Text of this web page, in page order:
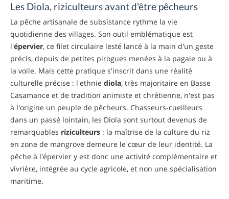
Les Diola, riziculteurs avant d'être pêcheurs
La pêche artisanale de subsistance rythme la vie
quotidienne des villages. Son outil emblématique est
l'épervier, ce filet circulaire lesté lancé à la main d'un geste
précis, depuis de petites pirogues menées à la pagaie ou à
la voile. Mais cette pratique s'inscrit dans une réalité
culturelle précise : l'ethnie diola, très majoritaire en Basse
Casamance et de tradition animiste et chrétienne, n'est pas
à l'origine un peuple de pêcheurs. Chasseurs-cueilleurs
dans un passé lointain, les Diola sont surtout devenus de
remarquables riziculteurs : la maîtrise de la culture du riz
en zone de mangrove demeure le cœur de leur identité. La
pêche à l'épervier y est donc une activité complémentaire et
vivrière, intégrée au cycle agricole, et non une spécialisation
maritime.